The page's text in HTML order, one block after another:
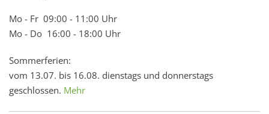
Mo - Fr 09:00 - 11:00 Uhr
Mo - Do 16:00 - 18:00 Uhr
Sommerferien:
vom 13.07. bis 16.08. dienstags und donnerstags
geschlossen. Mehr